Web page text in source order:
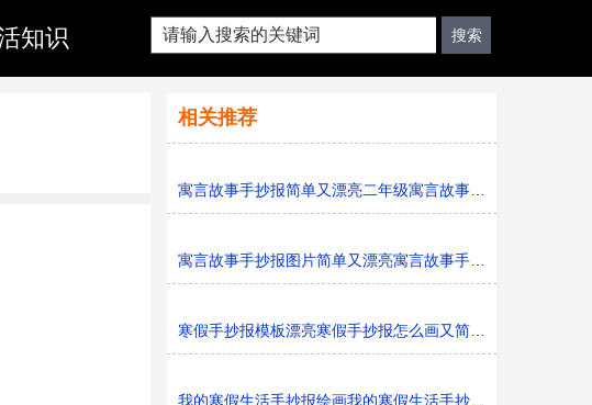
知识
相关推荐
寓言故事手抄报简单又漂亮二年级寓言故事手抄报图片模板
寓言故事手抄报图片简单又漂亮寓言故事手抄报模板打印版
寒假手抄报模板漂亮寒假手抄报怎么画又简单又好看
我的寒假生活手抄报绘画我的寒假生活手抄报简单又好看黑